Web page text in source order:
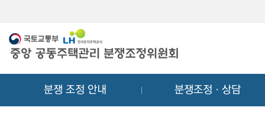
분쟁 조정 안내 분쟁조정ㆍ상담